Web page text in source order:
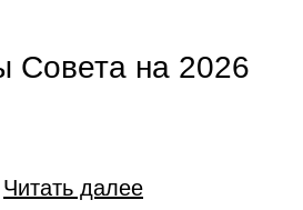
Совета на 2026
Читать далее